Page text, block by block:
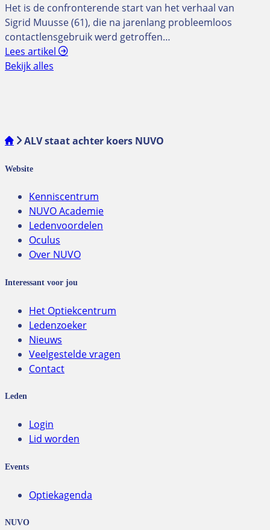
Het is de confronterende start van het verhaal van
Sigrid Muusse (61), die na jarenlang probleemloos
contactlensgebruik werd getroffen…
Lees artikel
Bekijk alles
ALV staat achter koers NUVO
Website
Kenniscentrum
NUVO Academie
Ledenvoordelen
Oculus
Over NUVO
Interessant voor jou
Het Optiekcentrum
Ledenzoeker
Nieuws
Veelgestelde vragen
Contact
Leden
Login
Lid worden
Events
Optiekagenda
NUVO